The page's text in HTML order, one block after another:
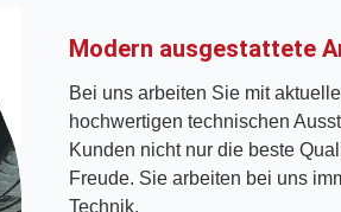
Modern ausgestattete
Bei uns arbeiten Sie mit
hochwertigen technischen
Kunden nicht nur die beste
Freude. Sie arbeiten bei uns
Technik.